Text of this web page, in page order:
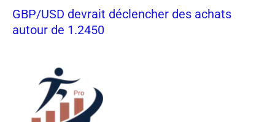
GBP/USD devrait déclencher des achats
autour de 1.2450